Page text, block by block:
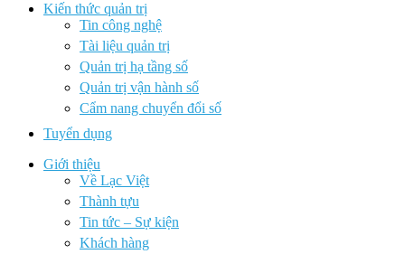
Kiến thức quản trị
Tin công nghệ
Tài liệu quản trị
Quản trị hạ tầng số
Quản trị vận hành số
Cẩm nang chuyển đổi số
Tuyển dụng
Giới thiệu
Về Lạc Việt
Thành tựu
Tin tức – Sự kiện
Khách hàng